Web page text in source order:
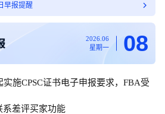
早报提醒
2026.06
星期一
08
施CPSC证书电子申报要求，FBA受
系差评买家功能